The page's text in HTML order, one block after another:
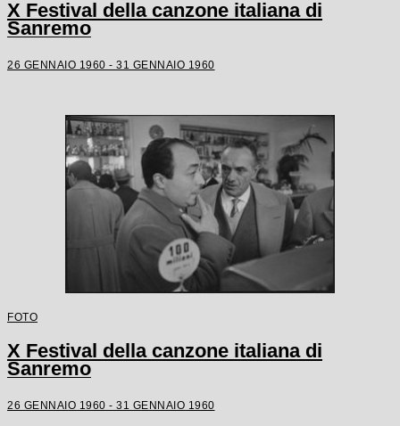
X Festival della canzone italiana di
Sanremo
26 GENNAIO 1960 - 31 GENNAIO 1960
FOTO
X Festival della canzone italiana di
Sanremo
26 GENNAIO 1960 - 31 GENNAIO 1960